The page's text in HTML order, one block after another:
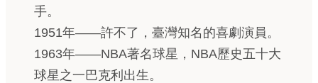
手。
1951年——許不了，臺灣知名的喜劇演員。
1963年——NBA著名球星，NBA歷史五十大
球星之一巴克利出生。